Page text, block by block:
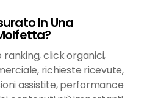
In Una
click organici,
richieste ricevute,
assistite, performance